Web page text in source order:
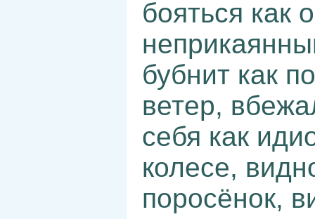
бояться как
бубнит как
ветер,
себя как
колесе,
поросёнок,